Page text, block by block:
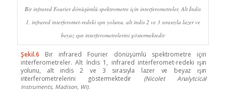
Bir infrared Fourier dönüşümlü spektrometre için interferometreler. Alt İndis
1, infrared interferomet-redeki ışın yolunu, alt indis 2 ve 3 sırasıyla lazer ve
beyaz ışın interferometrelerini göstermektedir
Şekil.6 Bir infrared Fourier dönüşümlü spektrometre için
interferometreler. Alt İndis 1, infrared interferomet-redeki ışın
yolunu, alt indis 2 ve 3 sırasıyla lazer ve beyaz ışın
interferometrelerini göstermektedir (Nicolet Analytcical
Instruments, Madison, WI).